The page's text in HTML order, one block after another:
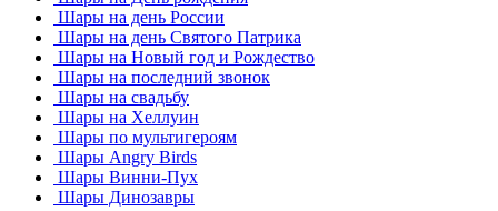
Шары на день России
Шары на день Святого Патрика
Шары на Новый год и Рождество
Шары на последний звонок
Шары на свадьбу
Шары на Хеллуин
Шары по мультигероям
Шары Angry Birds
Шары Винни-Пух
Шары Динозавры